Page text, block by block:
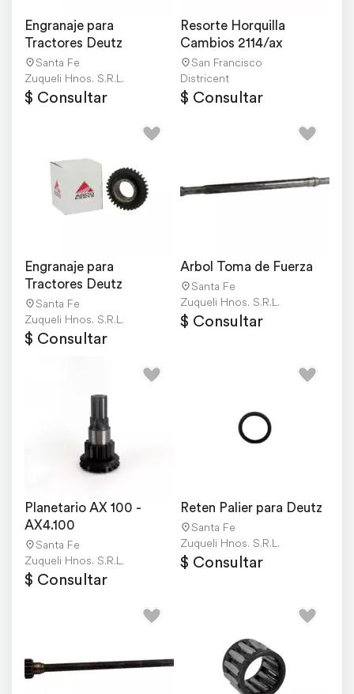
Engranaje para
Tractores Deutz
Santa Fe
Zuqueli Hnos. S.R.L.
$ Consultar
Resorte Horquilla
Cambios 2114/ax
San Francisco
Districent
$ Consultar
Engranaje para
Tractores Deutz
Santa Fe
Zuqueli Hnos. S.R.L.
$ Consultar
Arbol Toma de Fuerza
Santa Fe
Zuqueli Hnos. S.R.L.
$ Consultar
Planetario AX 100 -
AX4.100
Santa Fe
Zuqueli Hnos. S.R.L.
$ Consultar
Reten Palier para Deutz
Santa Fe
Zuqueli Hnos. S.R.L.
$ Consultar